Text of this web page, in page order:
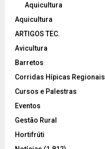
Aquicultura
Aquicultura
ARTIGOS TEC.
Avicultura
Barretos
Corridas Hípicas Regionais
Cursos e Palestras
Eventos
Gestão Rural
Hortifrúti